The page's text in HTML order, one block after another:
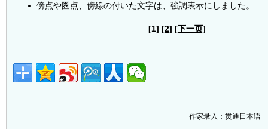
傍点や圏点、傍線の付いた文字は、強調表示にしました。
[1][2] [下一页]
作家录入：贯通日本语